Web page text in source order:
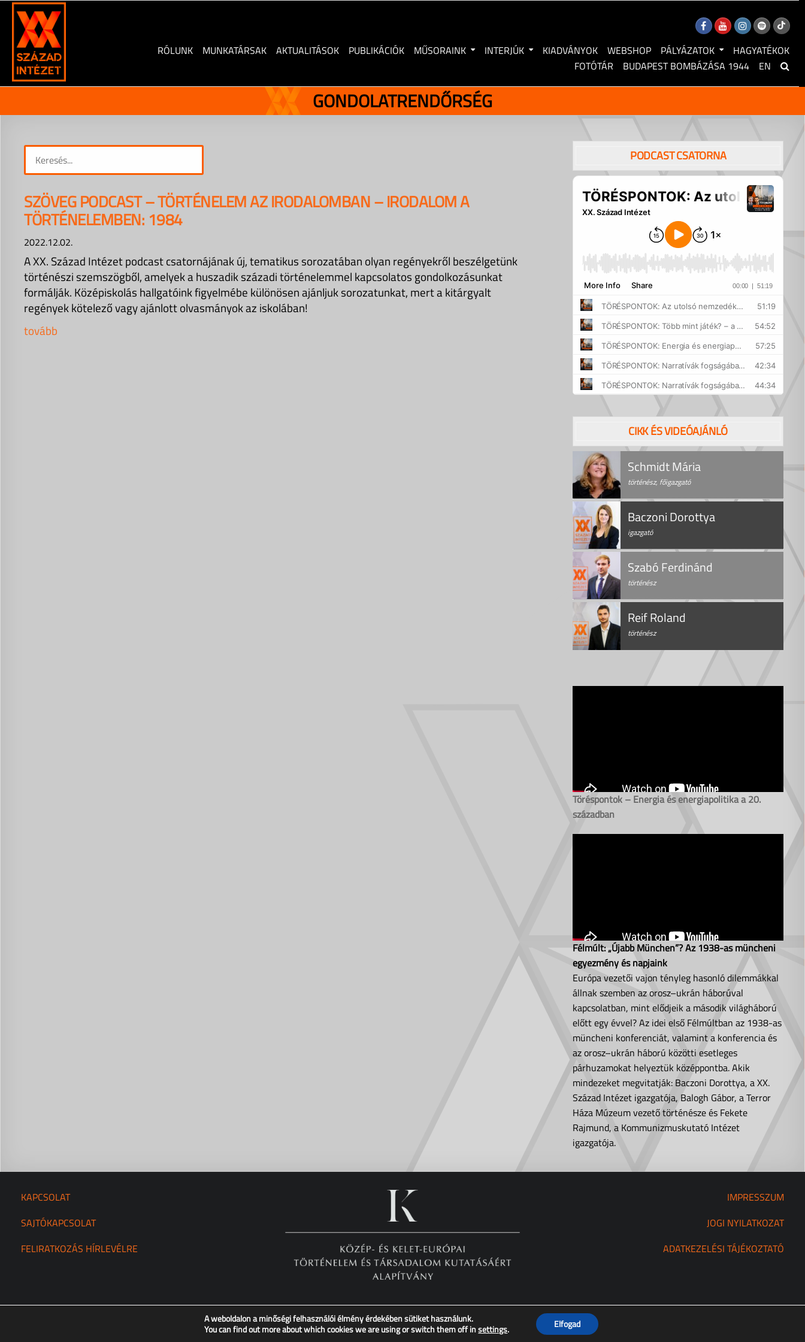
Skip
content
RÓLUNK
MUNKATÁRSAK AKTUALITÁSOK PUBLIKÁCIÓK MŰSORAINK INTERJÚK KIADVÁNYOK WEBSHOP PÁLYÁZATOK
HAGYATÉKOK
FOTÓTÁR
BUDAPEST BOMBÁZÁSA 1944 EN
GONDOLATRENDŐRSÉG
SZÖVEG PODCAST – TÖRTÉNELEM AZ IRODALOMBAN – IRODALOM A
TÖRTÉNELEMBEN: 1984
2022.12.02.
A XX. Század Intézet podcast csatornájának új, tematikus sorozatában olyan regényekről beszélgetünk
történészi szemszögből, amelyek a huszadik századi történelemmel kapcsolatos gondolkozásunkat
formálják. Középiskolás hallgatóink figyelmébe különösen ajánljuk sorozatunkat, mert a kitárgyalt
regények kötelező vagy ajánlott olvasmányok az iskolában!
tovább
PODCAST CSATORNA
CIKK ÉS VIDEÓAJÁNLÓ
Schmidt Mária
történész, főigazgató
Baczoni Dorottya
igazgató
Szabó Ferdinánd
történész
Reif Roland
történész
Töréspontok – Energia és energiapolitika a 20.
században
Félmúlt: „Újabb München”? Az 1938-as müncheni
egyezmény és napjaink
Európa vezetői vajon tényleg hasonló dilemmákkal
állnak szemben az orosz–ukrán háborúval
kapcsolatban, mint elődjeik a második világháború
előtt egy évvel? Az idei első Félmúltban az 1938-as
müncheni konferenciát, valamint a konferencia és
az orosz–ukrán háború közötti esetleges
párhuzamokat helyeztük középpontba. Akik
mindezeket megvitatják: Baczoni Dorottya, a XX.
Század Intézet igazgatója, Balogh Gábor, a Terror
Háza Múzeum vezető történésze és Fekete
Rajmund, a Kommunizmuskutató Intézet
igazgatója.
KAPCSOLAT
SAJTÓKAPCSOLAT
FELIRATKOZÁS HÍRLEVÉLRE
IMPRESSZUM
JOGI NYILATKOZAT
ADATKEZELÉSI TÁJÉKOZTATÓ
Copyright © XX. Század Intézet – Minden jog fenntartva!
A weboldalon a minőségi felhasználói élmény érdekében sütiket használunk.
You can find out more about which cookies we are using or switch them off insettings. Elfogad